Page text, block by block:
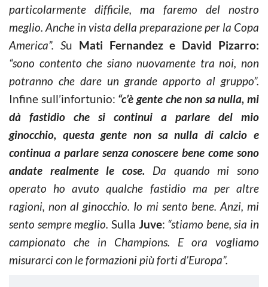
particolarmente difficile, ma faremo del nostro
meglio. Anche in vista della preparazione per la Copa
America”. Su Mati Fernandez e David Pizarro:
“sono contento che siano nuovamente tra noi, non
potranno che dare un grande apporto al gruppo”.
Infine sull’infortunio: “c’è gente che non sa nulla, mi
dà fastidio che si continui a parlare del mio
ginocchio, questa gente non sa nulla di calcio e
continua a parlare senza conoscere bene come sono
andate realmente le cose. Da quando mi sono
operato ho avuto qualche fastidio ma per altre
ragioni, non al ginocchio. Io mi sento bene. Anzi, mi
sento sempre meglio. Sulla Juve: “stiamo bene, sia in
campionato che in Champions. E ora vogliamo
misurarci con le formazioni più forti d’Europa”.